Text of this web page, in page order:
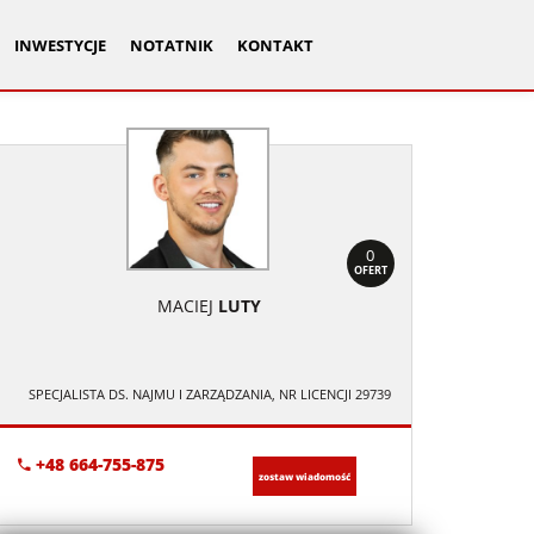
INWESTYCJE NOTATNIK KONTAKT
0
OFERT
MACIEJ LUTY
SPECJALISTA DS. NAJMU I ZARZĄDZANIA, NR LICENCJI 29739
+48 664-755-875
zostaw wiadomość